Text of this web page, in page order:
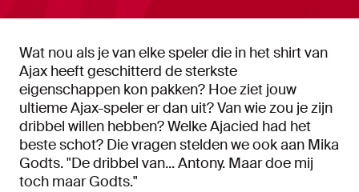
Wat nou als je van elke speler die in het shirt van
Ajax heeft geschitterd de sterkste
eigenschappen kon pakken? Hoe ziet jouw
ultieme Ajax-speler er dan uit? Van wie zou je zijn
dribbel willen hebben? Welke Ajacied had het
beste schot? Die vragen stelden we ook aan Mika
Godts. "De dribbel van... Antony. Maar doe mij
toch maar Godts."